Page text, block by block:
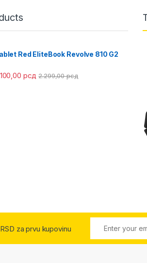
Red EliteBook Revolve 810 G2
рсд 2.299,00рсд
za prvu kupovinu